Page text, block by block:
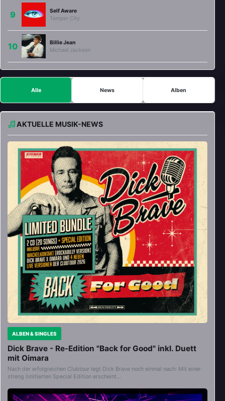
Self Aware
Temper City
Billie Jean
Michael Jackson
Alle News Alben
AKTUELLE MUSIK-NEWS
ALBEN & SINGLES
Dick Brave - Re-Edition "Back for Good" inkl. Duett
mit Oimara
Nach der erfolgreichen Clubtour legt Dick Brave noch einmal nach: Mit einer
streng limitierten Special Edition erscheint…